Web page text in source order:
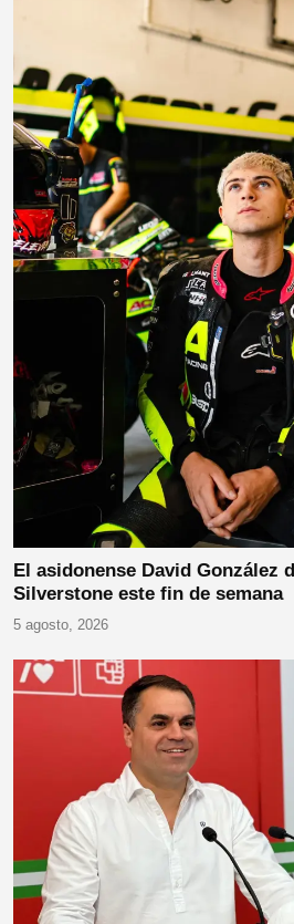
El asidonense David González
Silverstone este fin de semana
5 agosto, 2026